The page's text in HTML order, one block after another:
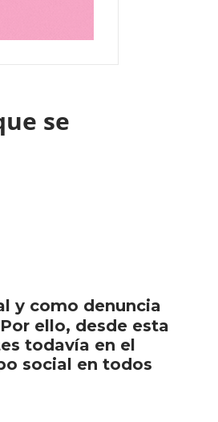
se
y como denuncia
ello, desde esta
todavía en el
social en todos